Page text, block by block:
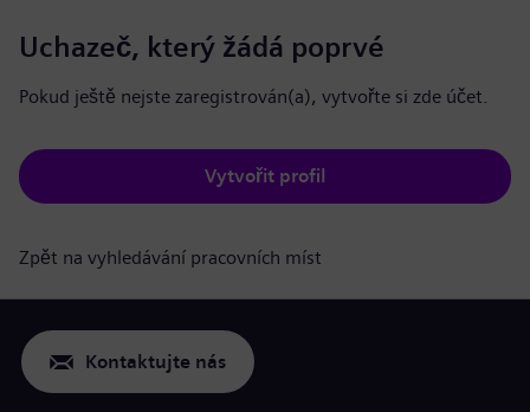
Uchazeč, který žádá poprvé
Pokud ještě nejste zaregistrován(a), vytvořte si zde účet.
Vytvořit profil
Zpět na vyhledávání pracovních míst
Kontaktujte nás